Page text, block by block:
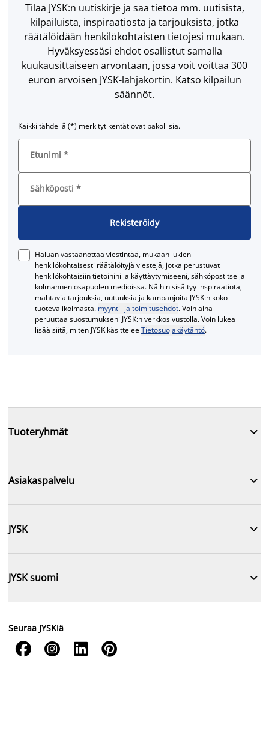
Tilaa JYSK:n uutiskirje ja saa tietoa mm. uutisista,
kilpailuista, inspiraatiosta ja tarjouksista, jotka
räätälöidään henkilökohtaisten tietojesi mukaan.
Hyväksyessäsi ehdot osallistut samalla
kuukausittaiseen arvontaan, jossa voit voittaa 300
euron arvoisen JYSK-lahjakortin. Katso kilpailun
säännöt.
Kaikki tähdellä (*) merkityt kentät ovat pakollisia.
Etunimi *
Sähköposti *
Rekisteröidy
Haluan vastaanottaa viestintää, mukaan lukien
henkilökohtaisesti räätälöityjä viestejä, jotka perustuvat
henkilökohtaisiin tietoihini ja käyttäytymiseeni, sähköpostitse ja
kolmannen osapuolen medioissa. Näihin sisältyy inspiraatiota,
mahtavia tarjouksia, uutuuksia ja kampanjoita JYSK:n koko
tuotevalikoimasta. myynti- ja toimitusehdot. Voin aina
peruuttaa suostumukseni JYSK:n verkkosivustolla. Voin lukea
lisää siitä, miten JYSK käsitteleeTietosuojakäytäntö.
Tuoteryhmät 
Asiakaspalvelu 
JYSK 
JYSK suomi 
Seuraa JYSKiä
   